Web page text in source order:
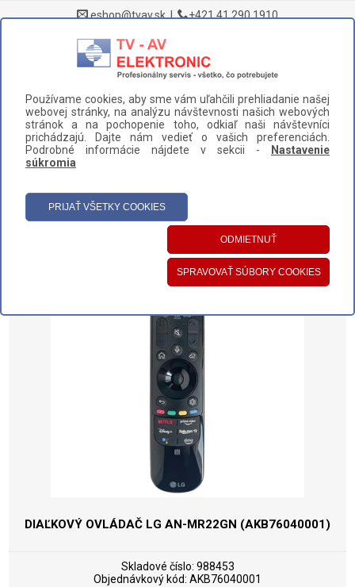
eshop@tvav.sk| +421 41 290 1910
DOMOV > NÁHRADNÉ DIELY A PRÍSLUŠENSTVO > TELEVÍZORY >
DIAĽKOVÉ OVLÁDAČE >
DIAĽKOVÝ OVLÁDAČ LG AN-MR22GN (AKB76040001)
HLAVNÉ MENU
KATEGÓRIE
DIAĽKOVÝ OVLÁDAČ LG AN-MR22GN (AKB76040001)
Skladové číslo: 988453
Objednávkový kód: AKB76040001
Používame cookies, aby sme vám uľahčili prehliadanie našej
webovej stránky, na analýzu návštevnosti našich webových
stránok a na pochopenie toho, odkiaľ naši návštevníci
prichádzajú. Dajte nám vedieť o vašich preferenciách.
Podrobné informácie nájdete v sekcii -
Nastavenie
súkromia